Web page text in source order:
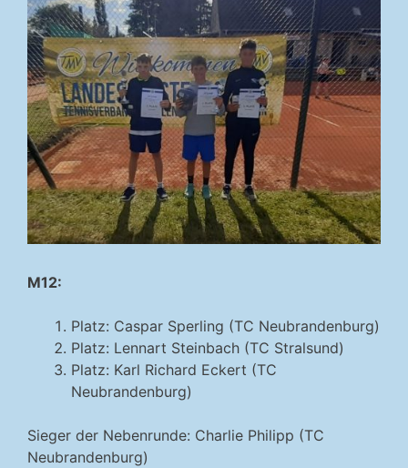
M12:
Platz: Caspar Sperling (TC Neubrandenburg)
Platz: Lennart Steinbach (TC Stralsund)
Platz: Karl Richard Eckert (TC
Neubrandenburg)
Sieger der Nebenrunde: Charlie Philipp (TC
Neubrandenburg)